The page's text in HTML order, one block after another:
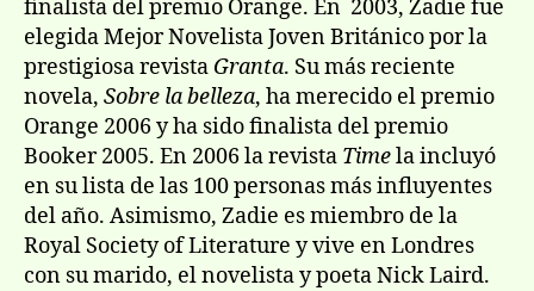
finalista del premio Orange. En 2003, Zadie fue
elegida Mejor Novelista Joven Británico por la
prestigiosa revista Granta. Su más reciente
novela, Sobre la belleza, ha merecido el premio
Orange 2006 y ha sido finalista del premio
Booker 2005. En 2006 la revista Timela incluyó
en su lista de las 100 personas más influyentes
del año. Asimismo, Zadie es miembro de la
Royal Society of Literature y vive en Londres
con su marido, el novelista y poeta Nick Laird.